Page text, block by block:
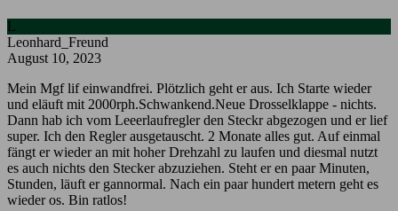
L
Leonhard_Freund
August 10, 2023
Mein Mgf lif einwandfrei. Plötzlich geht er aus. Ich Starte wieder
und eläuft mit 2000rph.Schwankend.Neue Drosselklappe - nichts.
Dann hab ich vom Leeerlaufregler den Steckr abgezogen und er lief
super. Ich den Regler ausgetauscht. 2 Monate alles gut. Auf einmal
fängt er wieder an mit hoher Drehzahl zu laufen und diesmal nutzt
es auch nichts den Stecker abzuziehen. Steht er en paar Minuten,
Stunden, läuft er gannormal. Nach ein paar hundert metern geht es
wieder os. Bin ratlos!